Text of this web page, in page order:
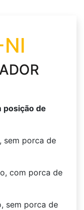
posição de
sem porca de
com porca de
sem porca de